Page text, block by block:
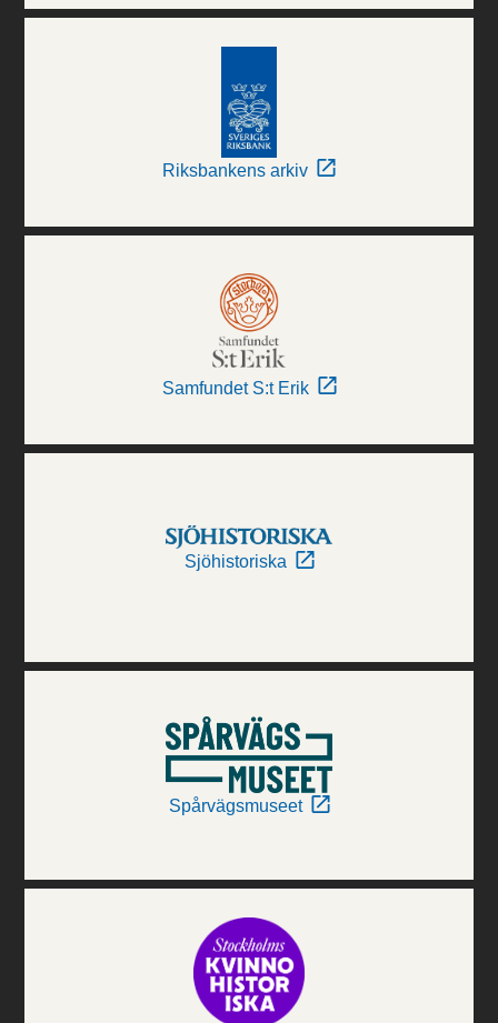
Riksbankens arkiv
Samfundet S:t Erik
Sjöhistoriska
Spårvägsmuseet